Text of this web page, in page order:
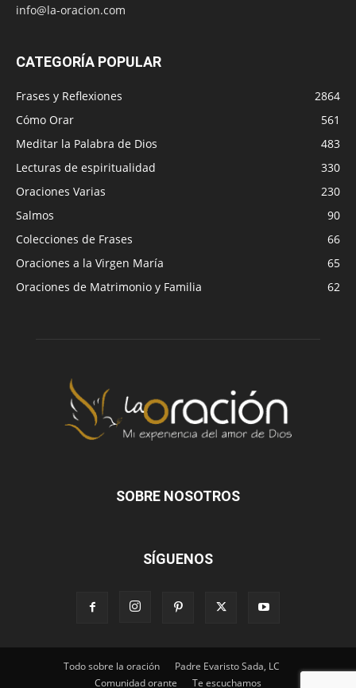
info@la-oracion.com
CATEGORÍA POPULAR
Frases y Reflexiones
2864
Cómo Orar
561
Meditar la Palabra de Dios
483
Lecturas de espiritualidad
330
Oraciones Varias
230
Salmos
90
Colecciones de Frases
66
Oraciones a la Virgen María
65
Oraciones de Matrimonio y Familia
62
SOBRE NOSOTROS
SÍGUENOS
Todo sobre la oración
Padre Evaristo Sada, LC
Comunidad orante
Te escuchamos